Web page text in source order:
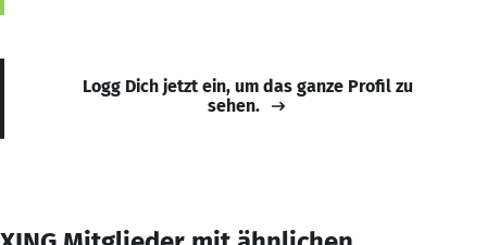
Logg Dich jetzt ein, um das ganze Profil zu
sehen.